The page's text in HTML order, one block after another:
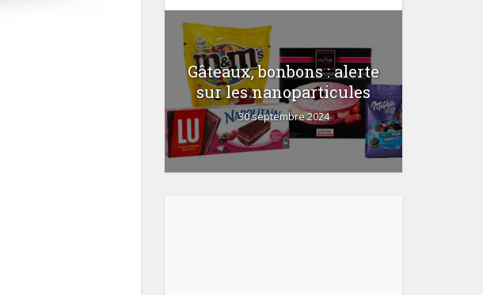
Gâteaux, bonbons : alerte
sur les nanoparticules
30 septembre 2024